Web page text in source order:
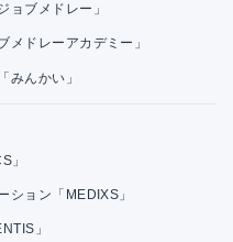
ョブメドレー」
メドレーアカデミー」
みんかい」
」
ション「MEDIXS」
」